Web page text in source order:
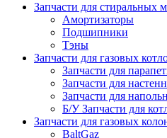
Запчасти для стиральных
Амортизаторы
Подшипники
Тэны
Запчасти для газовых
Запчасти для
Запчасти для
Запчасти для
Б/У Запчасти для
Запчасти для газовых
BaltGaz